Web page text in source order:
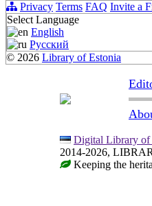
Privacy Terms FAQ Invite a
Select Language
English
Русский
© 2026 Library of Estonia
Digital Library of
2014-2026,
Keeping the